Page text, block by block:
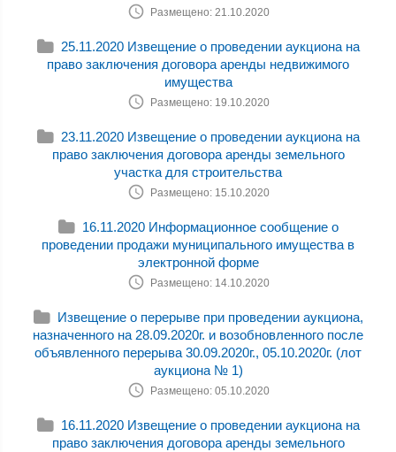
Размещено: 21.10.2020
25.11.2020 Извещение о проведении аукциона на
право заключения договора аренды недвижимого
имущества
Размещено: 19.10.2020
23.11.2020 Извещение о проведении аукциона на
право заключения договора аренды земельного
участка для строительства
Размещено: 15.10.2020
16.11.2020 Информационное сообщение о
проведении продажи муниципального имущества в
электронной форме
Размещено: 14.10.2020
Извещение о перерыве при проведении аукциона,
назначенного на 28.09.2020г. и возобновленного после
объявленного перерыва 30.09.2020г., 05.10.2020г. (лот
аукциона № 1)
Размещено: 05.10.2020
16.11.2020 Извещение о проведении аукциона на
право заключения договора аренды земельного